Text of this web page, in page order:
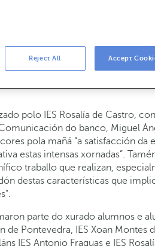
Calveiro, Pedro Mairal e Han
polas súas obras ‘O
nas categorías de lingua
polo IES Rosalía de Castro,
do banco, Miguel
pola mañá “a satisfacción
estas intensas xornadas”.
traballo que realizan,
destas características que
parte do xurado alumnos e
de Pontevedra, IES Xoan
IES Antonio Fraguas e IES
Reject All Accept